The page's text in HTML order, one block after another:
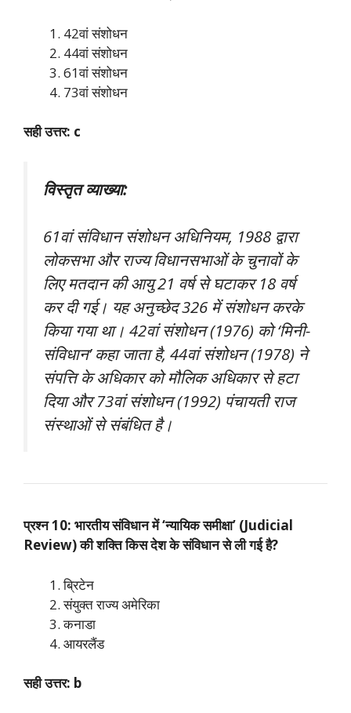
42वां संशोधन
44वां संशोधन
61वां संशोधन
73वां संशोधन
सही उत्तर: c
विस्तृत व्याख्या:
61वां संविधान संशोधन अधिनियम, 1988 द्वारा
लोकसभा और राज्य विधानसभाओं के चुनावों के
लिए मतदान की आयु 21 वर्ष से घटाकर 18 वर्ष
कर दी गई। यह अनुच्छेद 326 में संशोधन करके
किया गया था। 42वां संशोधन (1976) को ‘मिनी-
संविधान’ कहा जाता है, 44वां संशोधन (1978) ने
संपत्ति के अधिकार को मौलिक अधिकार से हटा
दिया और 73वां संशोधन (1992) पंचायती राज
संस्थाओं से संबंधित है।
प्रश्न 10: भारतीय संविधान में ‘न्यायिक समीक्षा’ (Judicial
Review) की शक्ति किस देश के संविधान से ली गई है?
ब्रिटेन
संयुक्त राज्य अमेरिका
कनाडा
आयरलैंड
सही उत्तर: b